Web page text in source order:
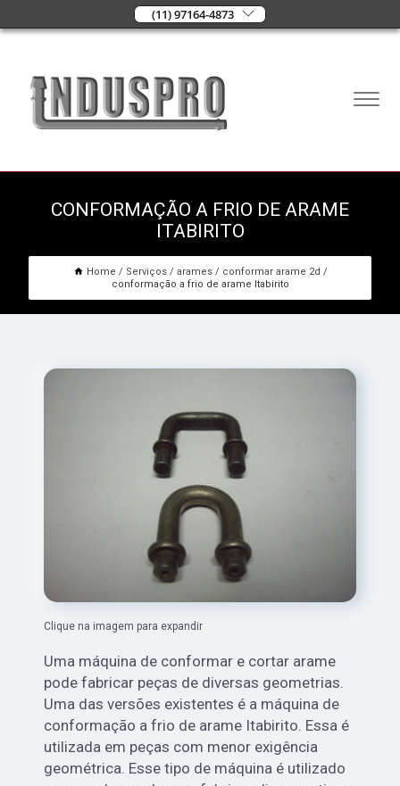
(11) 97164-4873
CONFORMAÇÃO A FRIO DE ARAME
ITABIRITO
Home Serviços arames
conformar arame 2d
conformação a frio de arame Itabirito
Clique na imagem para expandir
Uma máquina de conformar e cortar arame
pode fabricar peças de diversas geometrias.
Uma das versões existentes é a máquina de
conformação a frio de arame Itabirito. Essa é
utilizada em peças com menor exigência
geométrica. Esse tipo de máquina é utilizado